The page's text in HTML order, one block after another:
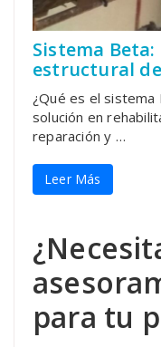
Sistema
estructural
¿Qué es el
solución en
reparación y …
Leer Más
para tu